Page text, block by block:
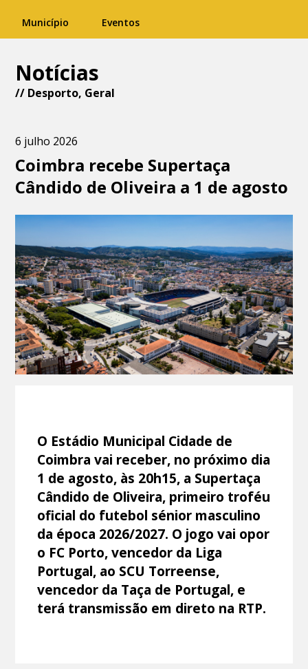
Município Eventos
Notícias
// Desporto, Geral
6 julho 2026
Coimbra recebe Supertaça
Cândido de Oliveira a 1 de agosto
O Estádio Municipal Cidade de
Coimbra vai receber, no próximo dia
1 de agosto, às 20h15, a Supertaça
Cândido de Oliveira, primeiro troféu
oficial do futebol sénior masculino
da época 2026/2027. O jogo vai opor
o FC Porto, vencedor da Liga
Portugal, ao SCU Torreense,
vencedor da Taça de Portugal, e
terá transmissão em direto na RTP.